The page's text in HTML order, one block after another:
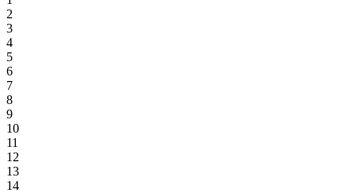
2
3
4
5
6
7
8
9
10
11
12
13
14